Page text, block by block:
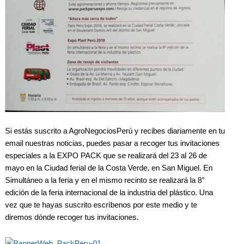
Si estás suscrito a AgroNegociosPerú y recibes diariamente en tu
email nuestras noticias, puedes pasar a recoger tus invitaciones
especiales a la EXPO PACK que se realizará del 23 al 26 de
mayo en la Ciudad ferial de la Costa Verde, en San Miguel. En
Simultáneo a la feria y en el mismo recinto se realizará la 8°
edición de la feria internacional de la industria del plástico. Una
vez que te hayas suscrito escríbenos por este medio y te
diremos dónde recoger tus invitaciones.